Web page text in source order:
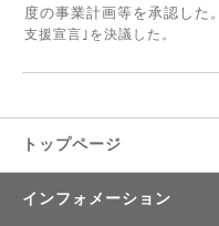
度の事業計画等を承認した。
支援宣言｣を決議した。
トップページ
インフォメーション